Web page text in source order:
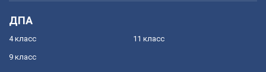
ДПА
4 класс
9 класс
11 класс